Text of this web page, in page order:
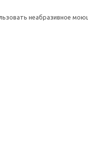
неабразивное